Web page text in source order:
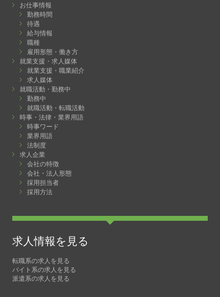
お仕事情報
勤務時間
待遇
給与情報
職種
雇用形態・働き方
就業支援・求人媒体
就業支援・職業紹介
求人媒体
就職活動・勤務中
勤務中
就職活動・転職活動
時事・法律・業界用語
時事ワード
業界用語
法制度
求人企業
会社の特徴
会社・法人形態
採用担当者
採用方法
求人情報を見る
転職系の求人を見る
バイト系の求人を見る
派遣系の求人を見る